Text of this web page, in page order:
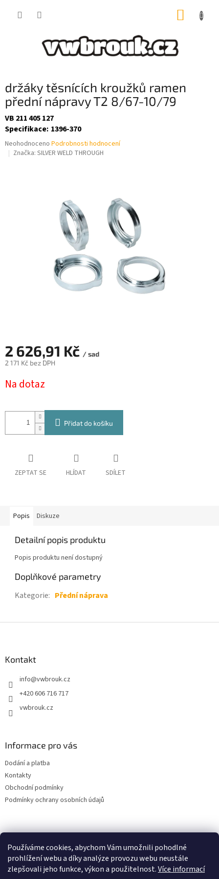
Používáme cookies, abychom Vám umožnili pohodlné
prohlížení webu a díky analýze provozu webu neustále
zlepšovali jeho funkce, výkon a použitelnost.Více informací
držáky těsnících kroužků ramen
přední nápravy T2 8/67-10/79
VB 211 405 127
Specifikace: 1396-370
Průměrné
hodnocení
Neohodnoceno Podrobnosti hodnocení
Značka: SILVER WELD THROUGH
2 626,91 Kč / sad
2 171 Kč bez DPH
cena:
Na dotaz
Přidat do košíku
ZEPTAT SE HLÍDAT SDÍLET
Popis Diskuze
Detailní popis produktu
Popis produktu není dostupný
Doplňkové parametry
Kategorie: Přední náprava
Kontakt
info@vwbrouk.cz
+420 606 716 717
vwbrouk.cz
Informace pro vás
Dodání a platba
Kontakty
Obchodní podmínky
Podmínky ochrany osobních údajů